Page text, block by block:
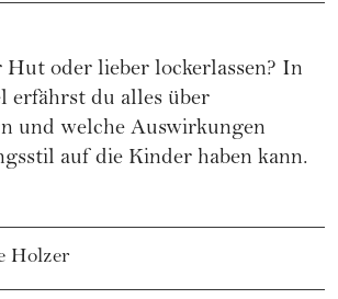
Hut oder lieber lockerlassen? In
erfährst du alles über
und welche Auswirkungen
auf die Kinder haben kann.
Holzer